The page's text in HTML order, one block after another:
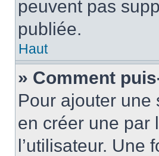
peuvent pas
publiée.
Haut
» Comment
Pour ajouter une
en créer une par
l’utilisateur. Une